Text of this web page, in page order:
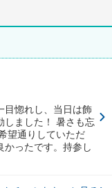
目惚れし、当日は飾
しました！ 暑さも忘
望通りしていただ
かったです。持参し